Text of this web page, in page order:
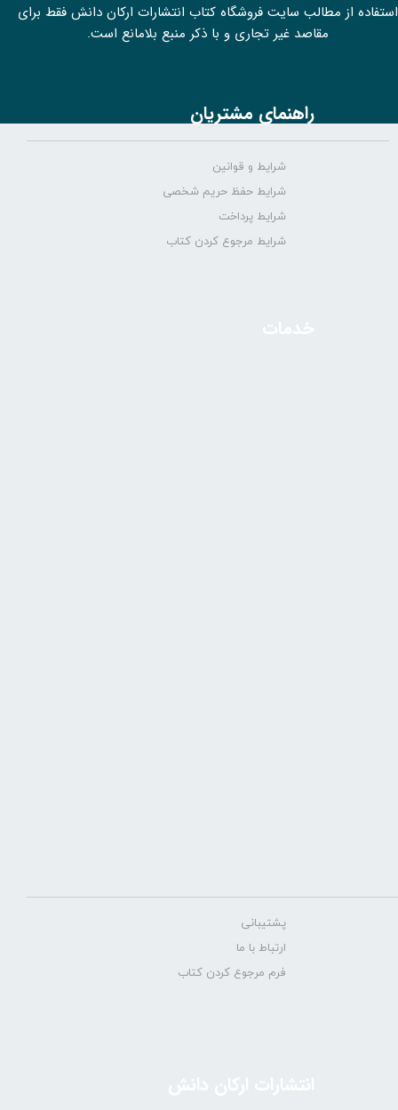
استفاده از مطالب سايت فروشگاه کتاب انتشارات ارکان دانش فقط برای
مقاصد غیر تجاری و با ذکر منبع بلامانع است.
راهنمای مشتریان
شرایط و قوانین
شرایط حفظ حریم شخصی
شرایط پرداخت
شرایط مرجوع کردن کتاب
پشتیبانی
ارتباط با ما
فرم مرجوع کردن کتاب